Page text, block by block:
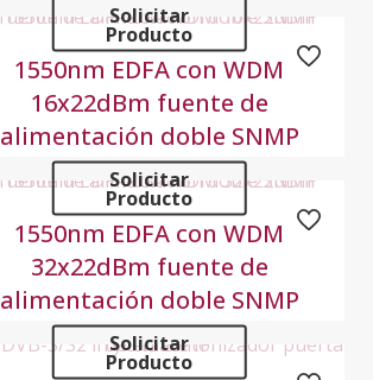
Solicitar
Producto
1550nm EDFA con WDM
16x22dBm fuente de
alimentación doble SNMP
Solicitar
Producto
1550nm EDFA con WDM
32x22dBm fuente de
alimentación doble SNMP
Solicitar
Producto